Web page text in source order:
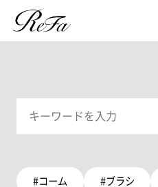
#コーム #ブラシ